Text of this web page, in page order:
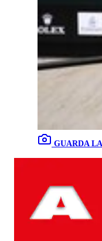
GUARDA